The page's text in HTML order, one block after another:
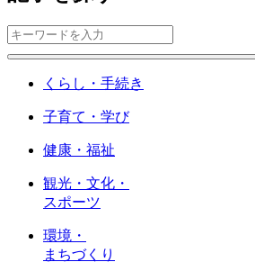
くらし・手続き
子育て・学び
健康・福祉
観光・文化・
スポーツ
環境・
まちづくり